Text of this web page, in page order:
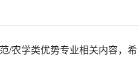
/农学类优势专业相关内容，希